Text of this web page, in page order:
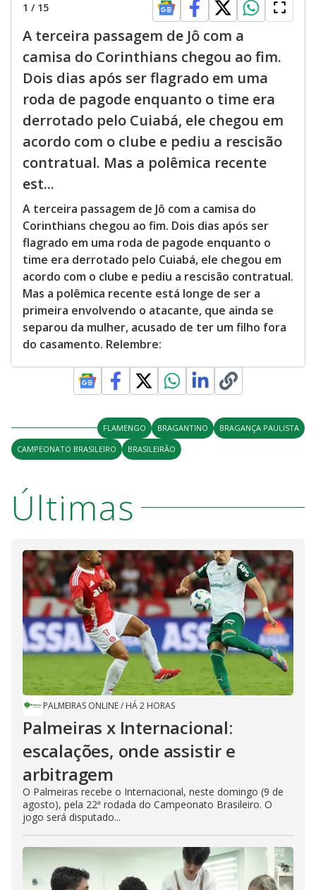
1 / 15
A terceira passagem de Jô com a
camisa do Corinthians chegou ao fim.
Dois dias após ser flagrado em uma
roda de pagode enquanto o time era
derrotado pelo Cuiabá, ele chegou em
acordo com o clube e pediu a rescisão
contratual. Mas a polêmica recente
est...
A terceira passagem de Jô com a camisa do
Corinthians chegou ao fim. Dois dias após ser
flagrado em uma roda de pagode enquanto o
time era derrotado pelo Cuiabá, ele chegou em
acordo com o clube e pediu a rescisão contratual.
Mas a polêmica recente está longe de ser a
primeira envolvendo o atacante, que ainda se
separou da mulher, acusado de ter um filho fora
do casamento. Relembre:
FLAMENGO BRAGANTINO
BRAGANÇA PAULISTA
CAMPEONATO BRASILEIRO
BRASILEIRÃO
Últimas
PALMEIRAS ONLINE/ HÁ 2 HORAS
Palmeiras x Internacional:
escalações, onde assistir e
arbitragem
O Palmeiras recebe o Internacional, neste domingo (9 de
agosto), pela 22ª rodada do Campeonato Brasileiro. O
jogo será disputado...